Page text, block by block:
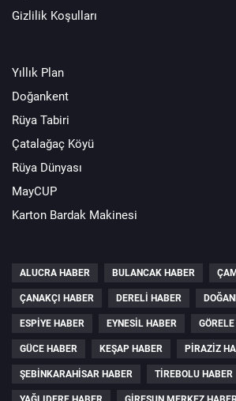
Gizlilik Koşulları
Yıllık Plan
Doğankent
Rüya Tabiri
Çatalağaç Köyü
Rüya Dünyası
MayCUP
Karton Bardak Makinesi
ALUCRA HABER BULANCAK HABER
ÇANAKÇI HABER DERELI HABER
ESPIYE HABER EYNESIL HABER
GÜCE HABER KEŞAP HABER PIRAZIZ
ŞEBINKARAHISAR HABER TIREBOLU HABER